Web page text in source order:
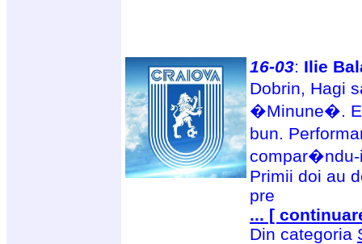
16-03: Ilie
Dobrin, Hagi
�Minune�. E
bun.
Primii doi au
pre
... [
Din categoria